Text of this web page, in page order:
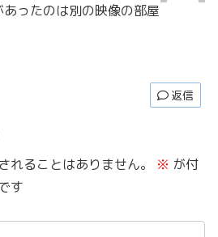
ったのは別の映像の部屋
返信
れることはありません。 ※ が付
す